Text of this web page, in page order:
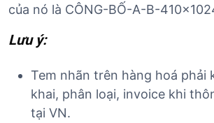
Lưu ý:
Tem nhãn trên hàng hoá phải
khai, phân loại, invoice khi
tại VN.